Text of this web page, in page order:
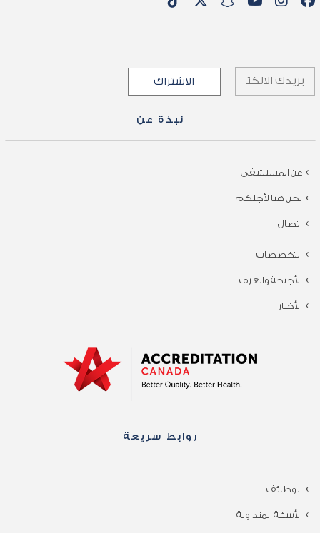
نبذة عن
عن المستشفى
نحن هنا لأجلكم
اتصال
التخصصات
الأجنحة والغرف
الأخبار
روابط سريعة
الوظائف
الأسئلة المتداولة